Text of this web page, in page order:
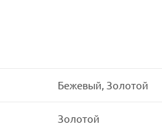
Бежевый, Золотой
Золотой